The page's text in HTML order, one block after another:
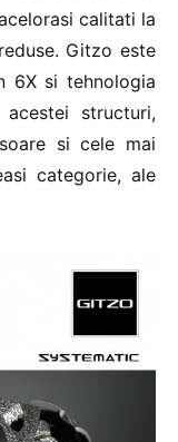
calitati la
Gitzo este
6X si tehnologia
structuri,
si cele mai
categorie, ale